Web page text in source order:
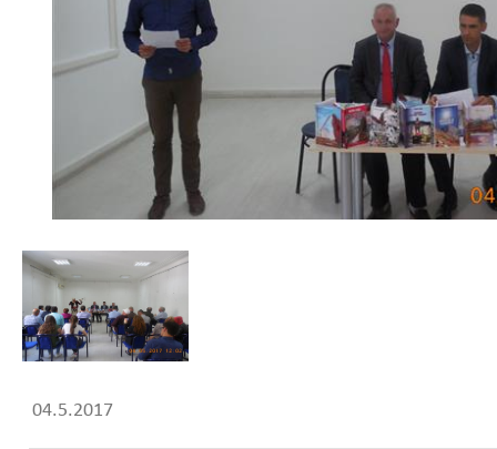
04.5.2017